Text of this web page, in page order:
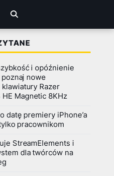
i opóźnienie
nowe
Razer
Magnetic 8KHz
datę premiery iPhone’a
pracownikom
StreamElements i
dla twórców na